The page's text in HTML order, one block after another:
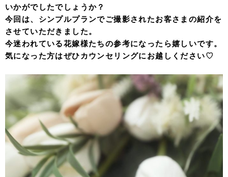
いかがでしたでしょうか？
今回は、シンプルプランでご撮影されたお客さまの紹介を
させていただきました。
今迷われている花嫁様たちの参考になったら嬉しいです。
気になった方はぜひカウンセリングにお越しください♡